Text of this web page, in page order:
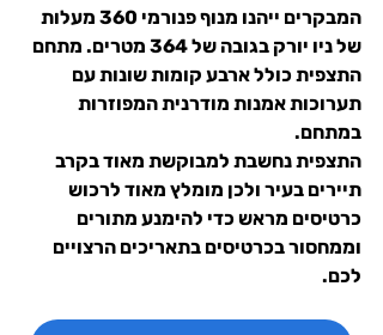
המבקרים ייהנו מנוף פנורמי 360 מעלות
של ניו יורק בגובה של 364 מטרים. מתחם
התצפית כולל ארבע קומות שונות עם
תערוכות אמנות מודרנית המפוזרות
במתחם.
התצפית נחשבת למבוקשת מאוד בקרב
תיירים בעיר ולכן מומלץ מאוד לרכוש
כרטיסים מראש כדי להימנע מתורים
וממחסור בכרטיסים בתאריכים הרצויים
לכם.